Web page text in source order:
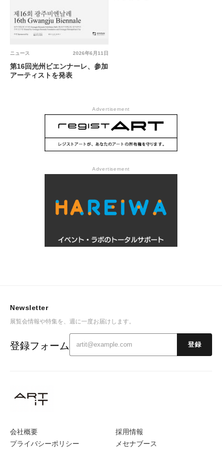
2026年6月11日
ニュース
第16回光州ビエンナーレ、参加
アーティストを発表
Advertisement
Advertisement
会社概要
プライバシーポリシー
採用情報
メセナブース
Newsletter
展覧会情報や特集を、週に一度お届けします。
登録フォーム 登録